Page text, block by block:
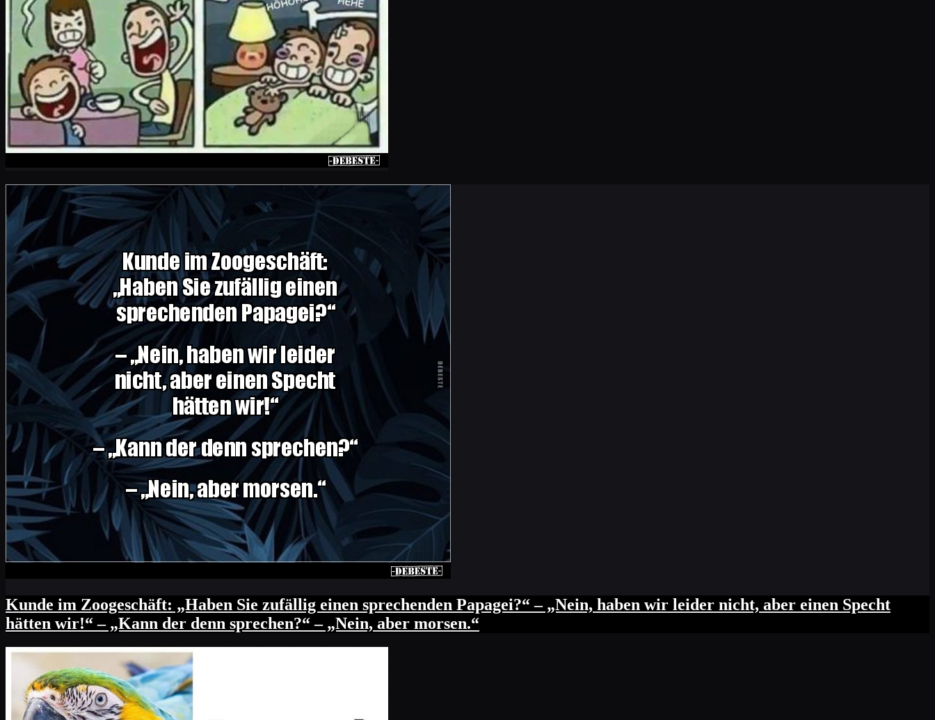
Kunde im Zoogeschäft: „Haben Sie zufällig einen sprechenden Papagei?“ – „Nein, haben wir leider nicht, aber einen Specht
hätten wir!“ – „Kann der denn sprechen?“ – „Nein, aber morsen.“